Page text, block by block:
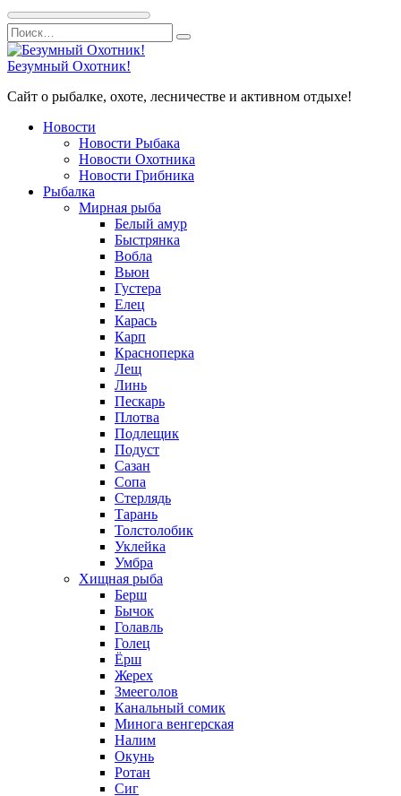
Перейти
к
содержанию
Search
for:
Безумный Охотник!
Сайт о рыбалке, охоте, лесничестве и активном отдыхе!
Новости
Новости Рыбака
Новости Охотника
Новости Грибника
Рыбалка
Мирная рыба
Белый амур
Быстрянка
Вобла
Вьюн
Густера
Елец
Карась
Карп
Красноперка
Лещ
Линь
Пескарь
Плотва
Подлещик
Подуст
Сазан
Сопа
Стерлядь
Тарань
Толстолобик
Уклейка
Умбра
Хищная рыба
Берш
Бычок
Голавль
Голец
Ёрш
Жерех
Змееголов
Канальный сомик
Минога венгерская
Налим
Окунь
Ротан
Сиг